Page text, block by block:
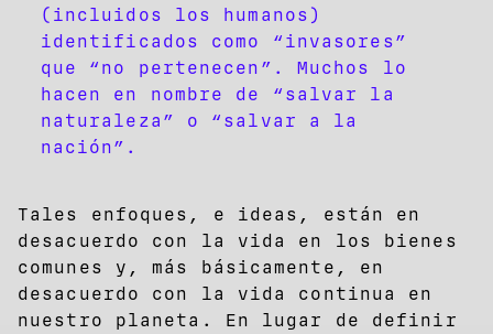
(incluidos los humanos)
identificados como “invasores”
que “no pertenecen”. Muchos lo
hacen en nombre de “salvar la
naturaleza” o “salvar a la
nación”.
Tales enfoques, e ideas, están en
desacuerdo con la vida en los bienes
comunes y, más básicamente, en
desacuerdo con la vida continua en
nuestro planeta. En lugar de definir